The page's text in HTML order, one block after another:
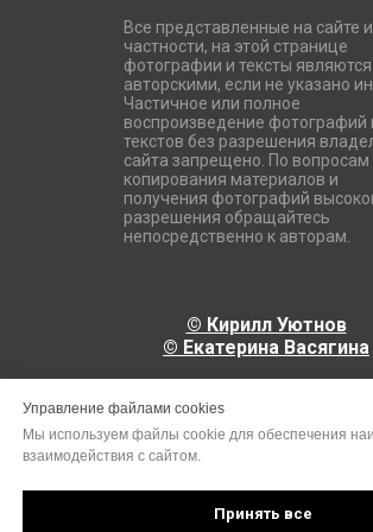
Управление файлами cookies
Мы используем файлы cookie для обеспечения
взаимодействия с сайтом.
Принять все
Все представленные на сайте
частности, на этой странице
фотографии и тексты являются
авторскими, если не указано
Частичное или полное
воспроизведение фотографий
текстов без разрешения
сайта запрещено. По вопросам
копирования материалов и
получения фотографий
разрешения обращайтесь
непосредственно к авторам.
© Кирилл Уютнов
© Екатерина Васягина
photojourneys.ru@mail.ru